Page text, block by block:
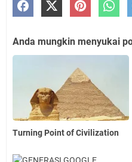
Anda mungkin menyukai
Turning Point of Civilization